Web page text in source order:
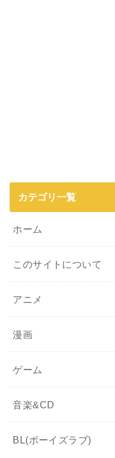
カテゴリ一覧
ホーム
このサイトについて
アニメ
漫画
ゲーム
音楽&CD
BL(ボーイズラブ)